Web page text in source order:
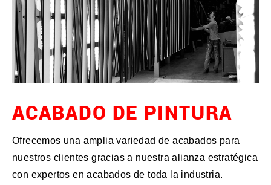
ACABADO DE PINTURA
Ofrecemos una amplia variedad de acabados para
nuestros clientes gracias a nuestra alianza estratégica
con expertos en acabados de toda la industria.